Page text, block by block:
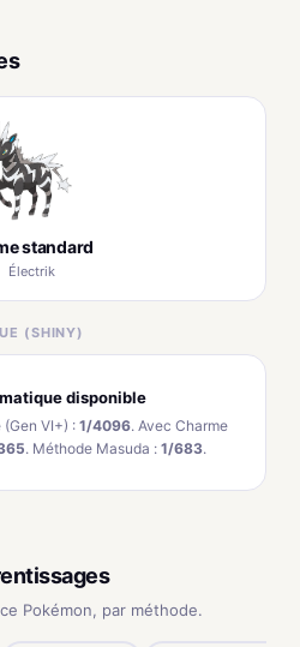
standard
Électrik
(SHINY)
disponible
(Gen VI+) : 1/4096. Avec Charme
. Méthode Masuda : 1/683.
Pokémon, par méthode.